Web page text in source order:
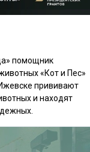
помощник
«Кот и Пес»
прививают
и находят